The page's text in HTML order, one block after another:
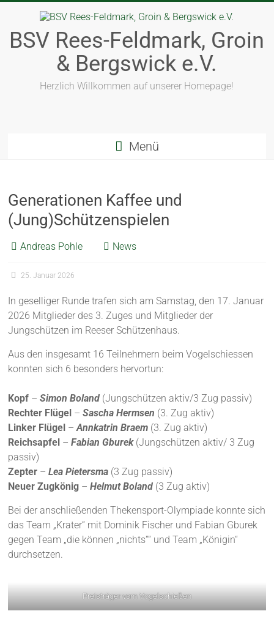
BSV Rees-Feldmark, Groin
& Bergswick e.V.
Herzlich Willkommen auf unserer Homepage!
Menü
Generationen Kaffee und
(Jung)Schützenspielen
Andreas Pohle News
25. Januar 2026
In geselliger Runde trafen sich am Samstag, den 17. Januar
2026 Mitglieder des 3. Zuges und Mitglieder der
Jungschützen im Reeser Schützenhaus.
Aus den insgesamt 16 Teilnehmern beim Vogelschiessen
konnten sich 6 besonders hervortun:
Kopf –Simon Boland (Jungschützen aktiv/3 Zug passiv)
Rechter Flügel –Sascha Hermsen (3. Zug aktiv)
Linker Flügel –Annkatrin Braem (3. Zug aktiv)
Reichsapfel –Fabian Gburek(Jungschützen aktiv/ 3 Zug
passiv)
Zepter –Lea Pietersma (3 Zug passiv)
Neuer Zugkönig –Helmut Boland (3 Zug aktiv)
Bei der anschließenden Thekensport-Olympiade konnte sich
das Team „Krater“ mit Dominik Fischer und Fabian Gburek
gegen Team „die können „nichts““ und Team „Königin“
durchsetzen.
Preisträger vom Vogelschießen